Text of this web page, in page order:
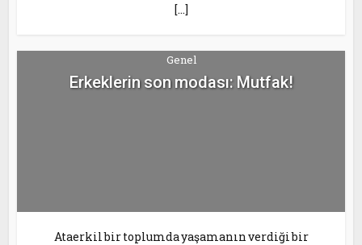
[…]
Genel
Erkeklerin son modası: Mutfak!
Ataerkil bir toplumda yaşamanın verdiği bir